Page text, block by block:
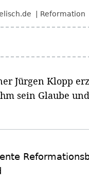
Reformation
Jürgen Klopp
sein Glaube